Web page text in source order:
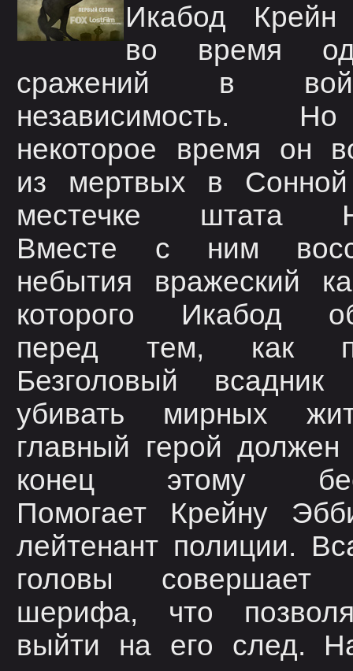
Икабод Крейн
во время
сражений в
независимость.
некоторое время он
из мертвых в
местечке штата
Вместе с ним
небытия вражеский
которого Икабод
перед тем, как
Безголовый всадник
убивать мирных
главный герой должен
конец этому
Помогает Крейну
лейтенант полиции.
головы совершает
шерифа, что
выйти на его след.